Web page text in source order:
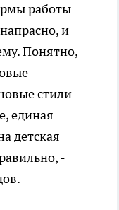
работы
и
Понятно,
стили
единая
детская
-